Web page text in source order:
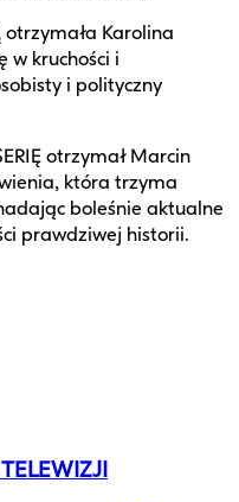
otrzymała Karolina
w kruchości i
i polityczny
otrzymał Marcin
która trzyma
boleśnie aktualne
prawdziwej historii.